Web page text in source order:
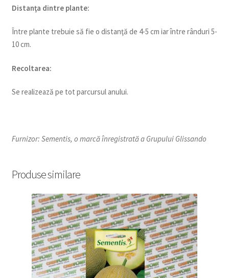
Distanţa dintre plante:
Între plante trebuie să fie o distanţă de 4-5 cm iar între rânduri 5-
10 cm.
Recoltarea:
Se realizează pe tot parcursul anului.
Furnizor: Sementis, o marcă înregistrată a Grupului Glissando
Produse similare